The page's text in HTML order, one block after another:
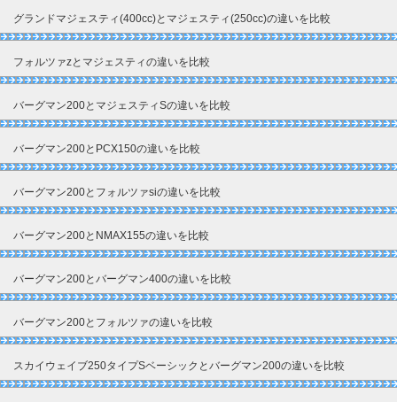
グランドマジェスティ(400cc)とマジェスティ(250cc)の違いを比較
フォルツァzとマジェスティの違いを比較
バーグマン200とマジェスティSの違いを比較
バーグマン200とPCX150の違いを比較
バーグマン200とフォルツァsiの違いを比較
バーグマン200とNMAX155の違いを比較
バーグマン200とバーグマン400の違いを比較
バーグマン200とフォルツァの違いを比較
スカイウェイブ250タイプSベーシックとバーグマン200の違いを比較